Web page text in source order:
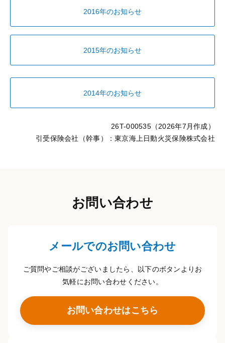
2016年のお知らせ
2015年のお知らせ
2014年のお知らせ
26T-000535（2026年7月作成）
引受保険会社（幹事）：東京海上日動火災保険株式会社
お問い合わせ
メールでのお問い合わせ
ご質問やご相談がございましたら、以下のボタンよりお
気軽にお問い合わせください。
お問い合わせはこちら